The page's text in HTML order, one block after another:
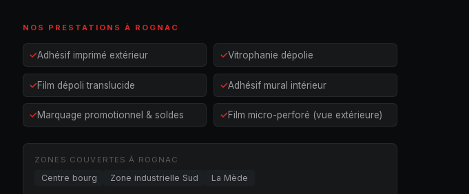
NOS PRESTATIONS À ROGNAC
Adhésif imprimé extérieur Vitrophanie dépolie
Film dépoli translucide Adhésif mural intérieur
Marquage promotionnel & soldes Film micro-perforé (vue extérieure)
ZONES COUVERTES À ROGNAC
Centre bourg Zone industrielle Sud La Mède